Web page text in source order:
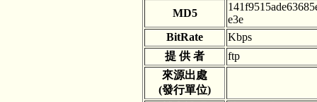
MD5
e3e
BitRate
Kbps
提 供 者
ftp
來源出處
(發行單位)